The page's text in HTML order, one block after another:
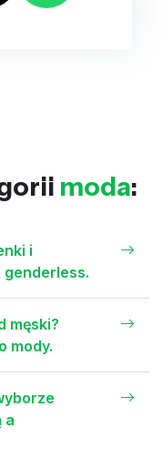
moda:
i
genderless.
męski?
mody.
a